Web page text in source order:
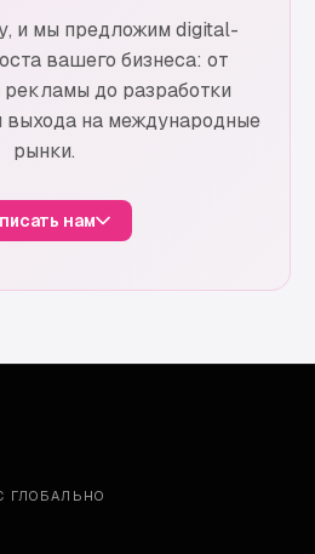
и мы предложим digital-
вашего бизнеса: от
до разработки
выхода на международные
рынки.
нам
ГЛОБАЛЬНО